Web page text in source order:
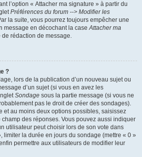
l’option « Attacher ma signature » à partir du
Préférences du forum --> Modifier les
la suite, vous pourrez toujours empêcher une
message en décochant la caseAttacher ma
rédaction de message.
?
lors de la publication d’un nouveau sujet ou
d’un sujet (si vous en avez les
Sondage sous la partie message (si vous ne
pas le droit de créer des sondages).
et au moins deux options possibles, saisissez
des réponses. Vous pouvez aussi indiquer
utilisateur peut choisir lors de son vote dans
limiter la durée en jours du sondage (mettre « 0 »
permettre aux utilisateurs de modifier leur